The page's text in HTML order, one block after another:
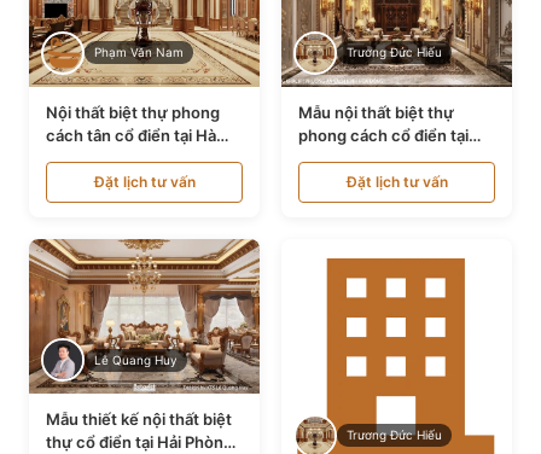
Phạm Văn Nam
Nội thất biệt thự phong
cách tân cổ điển tại Hà
Nội NT24405
Đặt lịch tư vấn
Trương Đức Hiếu
Mẫu nội thất biệt thự
phong cách cổ điển tại
Bình Dương NT24532
Đặt lịch tư vấn
Lê Quang Huy
Mẫu thiết kế nội thất biệt
thự cổ điển tại Hải Phòng
Trương Đức Hiếu